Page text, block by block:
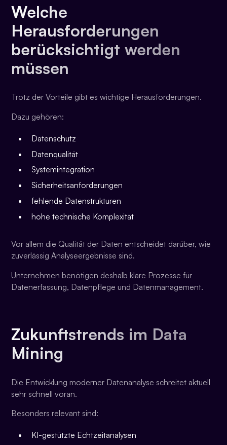
Welche
Herausforderungen
berücksichtigt werden
müssen
Trotz der Vorteile gibt es wichtige Herausforderungen.
Dazu gehören:
Datenschutz
Datenqualität
Systemintegration
Sicherheitsanforderungen
fehlende Datenstrukturen
hohe technische Komplexität
Vor allem die Qualität der Daten entscheidet darüber, wie
zuverlässig Analyseergebnisse sind.
Unternehmen benötigen deshalb klare Prozesse für
Datenerfassung, Datenpflege und Datenmanagement.
Zukunftstrends im Data
Mining
Die Entwicklung moderner Datenanalyse schreitet aktuell
sehr schnell voran.
Besonders relevant sind:
KI-gestützte Echtzeitanalysen